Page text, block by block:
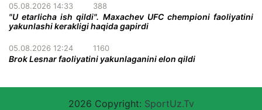
05.08.2026 14:33 388
"U etarlicha ish qildi". Maxachev UFC chempioni faoliyatini
yakunlashi kerakligi haqida gapirdi
05.08.2026 12:24 1160
Brok Lesnar faoliyatini yakunlaganini elon qildi
2026 Copyright: SportUz.Tv